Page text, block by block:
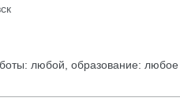
любой, образование: любое